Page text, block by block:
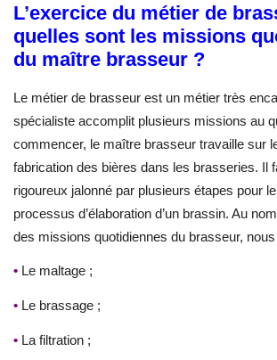
L’exercice du métier de
quelles sont les missions
du maître brasseur ?
Le métier de brasseur est un métier très
spécialiste accomplit plusieurs missions au
commencer, le maître brasseur travaille sur
fabrication des bières dans les brasseries. Il
rigoureux jalonné par plusieurs étapes pour
processus d’élaboration d’un brassin. Au
des missions quotidiennes du brasseur,
• Le maltage ;
• Le brassage ;
• La filtration ;